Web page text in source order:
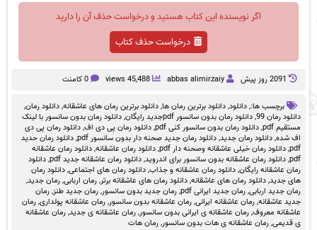
اگر نویسنده این کتاب هستید و درخواست حذف آن را دارید
درخواست حذف کتاب
2091 روز پيش abbas alimirzaiy
45,488 views 0 کامنت
برچسب ها:,دانلود,دانلود برترین رمان ها,دانلود برترین رمان های عاشقانه,دانلود رمان,
دانلود رمان 99
,دانلود رمان بدون سانسور pdfجدید رایگان ,دانلود رمان بدون سانسور با لینک
مستقیم pdf
,دانلود رمان بدون سانسور کنی pdf ,دانلود رمان پی دی اف,دانلود رمان پی دی
اف شده,دانلود رمان جدید,دانلود رمان جدید صحنه دار بدون سانسور pdf ,دانلود رمان حدید
pdf
,دانلود رمان خیلی عاشقانه وصحنه دار pdf ,دانلود رمان عاشقانه,دانلود رمان عاشقانه
pdf
,دانلود رمان عاشقانه بدون سانسور برای اندروید,دانلود رمان عاشقانه جدید pdf ,دانلود
رمان عاشقانه رایگان,دانلود رمان عاشقانه و جذاب,دانلود رمان های اجتماعی,دانلود رمان
های جدید,دانلود رمان های عاشقانه,دانلود رمان های عاشقانه برتر,رمان اربابی,رمان جدید,
رمان جدید اربابی,رمان جدید ایرانی pdf ,رمان جدید بدون سانسور,رمان جدید طنز,رمان
جدید عاشقانه,رمان عاشقانه ایرانی,رمان عاشقانه بدون سانسور,رمان عاشقانه پولداری,رمان
عاشقانه معروف,رمان عاشقانه ی ایرانی بدون سانسور,رمان عاشقانه ی جدید,رمان عاشقانه
ی قدیمی,رمان عاشقانه ی هات بدون سانسور,رمان هات